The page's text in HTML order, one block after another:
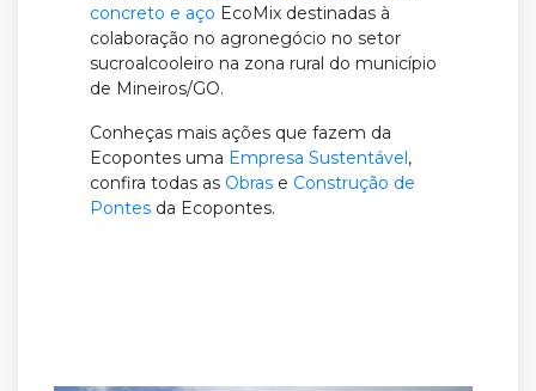
concreto e aço EcoMix destinadas à
colaboração no agronegócio no setor
sucroalcooleiro na zona rural do município
de Mineiros/GO.
Conheças mais ações que fazem da
Ecopontes uma Empresa Sustentável,
confira todas as Obras e Construção de
Pontes da Ecopontes.